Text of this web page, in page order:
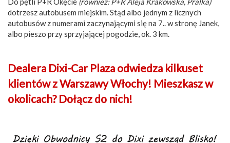
dotrzesz autobusem miejskim. Stąd albo jednym z licznych
autobusów z numerami zaczynającymi się na 7.. w stronę Janek,
albo pieszo przy sprzyjającej pogodzie, ok. 3 km.
Dealera Dixi-Car Plaza odwiedza kilkuset
klientów z Warszawy Włochy! Mieszkasz w
okolicach? Dołącz do nich!